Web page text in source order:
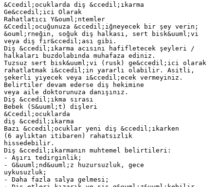
&Ccedil;ocuklarda diş &ccedil;ıkarma
Ge&ccedil;ici Olarak
Rahatlatıcı Y&ouml;ntemler
&Ccedil;ocuğunuza &ccedil;iğneyecek bir şey verin;
&ouml;rneğin, soğuk diş halkası, sert bisk&uuml;vi
veya diş fır&ccedil;ası gibi.
Diş &ccedil;ıkarma acısını hafifletecek şeyleri /
halkaları buzdolabında muhafaza ediniz.
Tuzsuz sert bisk&uuml;vi (rusk) ge&ccedil;ici olarak
rahatlatmak i&ccedil;in yararlı olabilir. Asitli,
şekerli yiyecek veya i&ccedil;ecek vermeyiniz.
Belirtiler devam ederse diş hekimine
veya aile doktorunuza danışınız.
Diş &ccedil;ıkma sırası
Bebek (S&uuml;t) dişleri
&Ccedil;ocuklarda
diş &ccedil;ıkarma
Bazı &ccedil;ocuklar yeni diş &ccedil;ıkarken
(6 aylıktan itibaren) rahatsızlık
hissedebilir.
Diş &ccedil;ıkarmanın muhtemel belirtileri:
- Aşırı tedirginlik;
- G&uuml;nd&uuml;z huzursuzluk, gece
uykusuzluk;
- Daha fazla salya gelmesi;